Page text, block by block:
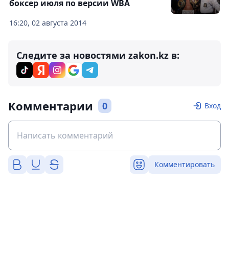
16:20, 02 августа 2014
боксер июля по версии WBA
Следите за новостями zakon.kz в:
Комментарии 0 Вход
Комментировать